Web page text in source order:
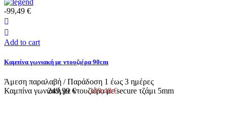
-99,49 €
Add to cart
Καμπίνα γωνιακή με ντουζιέρα 90cm
Άμεση παραλαβή / Παράδoση 1 έως 3 ημέρες
249,99 €
349,48 €
Καμπίνα γωνιακή με ντουζιέρα με secure τζάμι 5mm